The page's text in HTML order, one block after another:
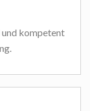
und kompetent